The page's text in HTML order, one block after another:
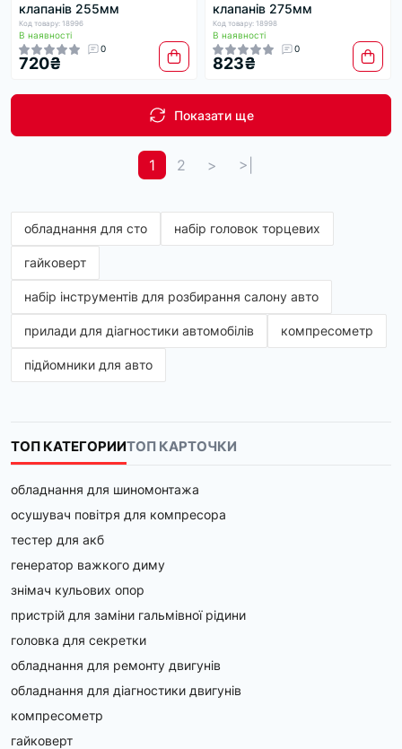
клапанів 255мм
Код товару: 18996
В наявності
0
720₴
клапанів 275мм
Код товару: 18998
В наявності
0
823₴
Показати ще
1 2 > >|
обладнання для сто набір головок торцевих
гайковерт
набір інструментів для розбирання салону авто
прилади для діагностики автомобілів компресометр
підйомники для авто
ТОП КАТЕГОРИИТОП КАРТОЧКИ
обладнання для шиномонтажа
осушувач повітря для компресора
тестер для акб
генератор важкого диму
знімач кульових опор
пристрій для заміни гальмівної рідини
головка для секретки
обладнання для ремонту двигунів
обладнання для діагностики двигунів
компресометр
гайковерт